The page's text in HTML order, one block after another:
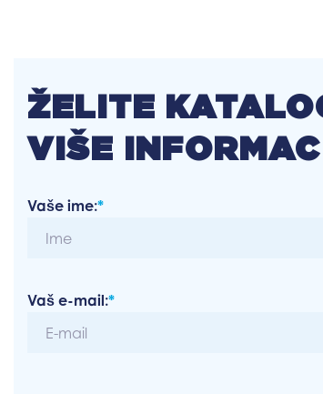
ŽELITE
VIŠE
Vaše ime:*
Vaš e-mail:*